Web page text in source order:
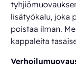
lisätyökalu, joka
poistaa ilman.
kappaleita